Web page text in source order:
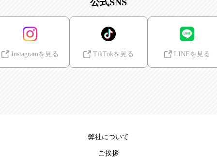
公式SNS
Instagramを見る TikTokを見る LINEを見る
弊社について
ご挨拶